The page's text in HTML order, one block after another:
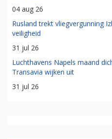
04 aug 26
Rusland trekt vliegvergunning
veiligheid
31 jul 26
Luchthavens Napels maand
Transavia wijken uit
31 jul 26